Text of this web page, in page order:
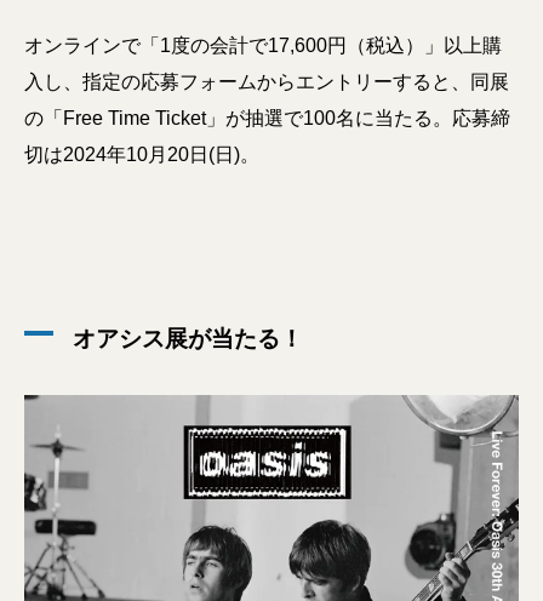
オンラインで「1度の会計で17,600円（税込）」以上購
入し、指定の応募フォームからエントリーすると、同展
の「Free Time Ticket」が抽選で100名に当たる。応募締
切は2024年10月20日(日)。
オアシス展が当たる！